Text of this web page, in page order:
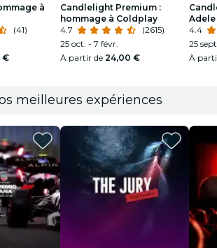
à
(41)
€
Candlelight Premium :
hommage à Coldplay
4.7
(2615)
25 oct. - 7 févr.
À partir de 24,00 €
Adele
4.4
25
À
meilleures expériences